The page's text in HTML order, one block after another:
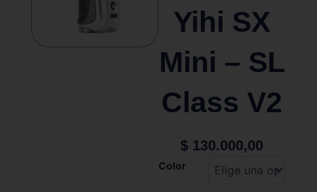
Yihi SX
Mini – SL
Class V2
$ 130.000,00
Color
Yihi